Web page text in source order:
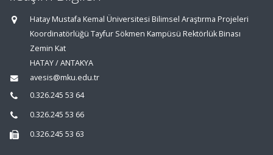
Hatay Mustafa Kemal Üniversitesi Bilimsel Araştırma Projeleri
Koordinatörlüğü Tayfur Sökmen Kampüsü Rektörlük Binası
Zemin Kat
HATAY / ANTAKYA
avesis@mku.edu.tr
0.326.245 53 64
0.326.245 53 66
0.326.245 53 63